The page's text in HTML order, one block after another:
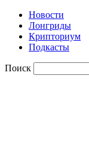
Новости
Лонгриды
Крипториум
Подкасты
Поиск